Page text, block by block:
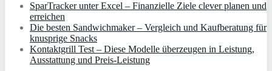
SparTracker unter Excel – Finanzielle Ziele clever planen und
erreichen
Die besten Sandwichmaker – Vergleich und Kaufberatung für
knusprige Snacks
Kontaktgrill Test – Diese Modelle überzeugen in Leistung,
Ausstattung und Preis-Leistung